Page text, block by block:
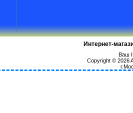
Интернет-
Ваш
Copyright © 2026